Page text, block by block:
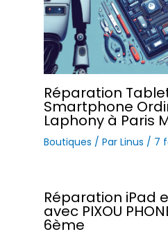
Réparation
Smartphone
Laphony à Paris
Boutiques / Par Linus / 7
Réparation iPad
avec PIXOU
6ème